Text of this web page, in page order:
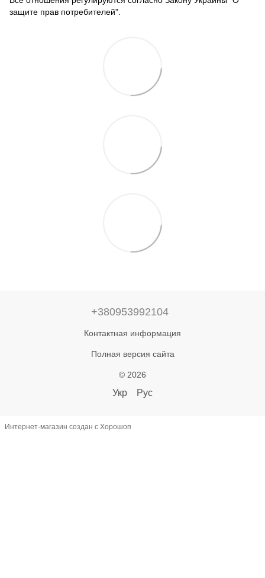
защите прав потребителей".
+380953992104
Контактная информация
Полная версия сайта
© 2026
Укр Рус
Интернет-магазин создан с Хорошоп